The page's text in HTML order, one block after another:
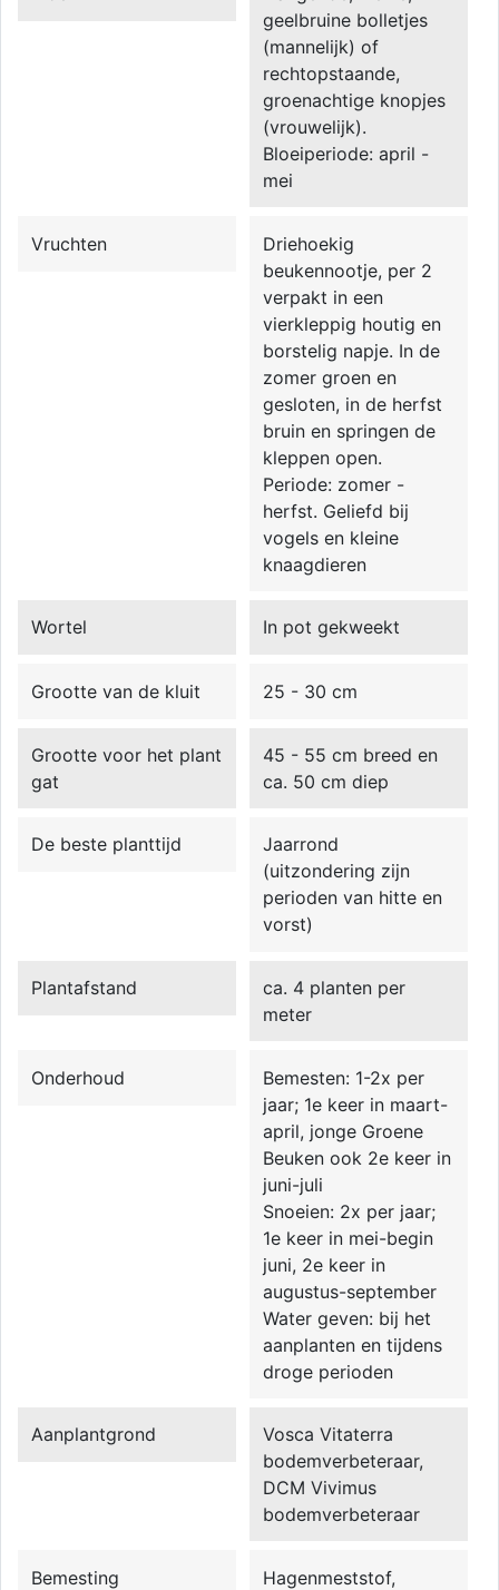
geelbruine bolletjes
(mannelijk) of
rechtopstaande,
groenachtige knopjes
(vrouwelijk).
Bloeiperiode: april -
mei
Vruchten
Driehoekig
beukennootje, per 2
verpakt in een
vierkleppig houtig en
borstelig napje. In de
zomer groen en
gesloten, in de herfst
bruin en springen de
kleppen open.
Periode: zomer -
herfst. Geliefd bij
vogels en kleine
knaagdieren
Wortel In pot gekweekt
Grootte van de kluit 25 - 30 cm
Grootte voor het plant
gat
45 - 55 cm breed en
ca. 50 cm diep
De beste planttijd
Jaarrond
(uitzondering zijn
perioden van hitte en
vorst)
Plantafstand
ca. 4 planten per
meter
Onderhoud
Bemesten: 1-2x per
jaar; 1e keer in maart-
april, jonge Groene
Beuken ook 2e keer in
juni-juli
Snoeien: 2x per jaar;
1e keer in mei-begin
juni, 2e keer in
augustus-september
Water geven: bij het
aanplanten en tijdens
droge perioden
Aanplantgrond
Vosca Vitaterra
bodemverbeteraar,
DCM Vivimus
bodemverbeteraar
Bemesting
Hagenmeststof,